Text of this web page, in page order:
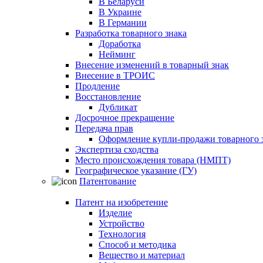
В Украине
В Германии
Разработка товарного знака
Доработка
Нейминг
Внесение изменений в товарный знак
Внесение в ТРОИС
Продление
Восстановление
Дубликат
Досрочное прекращение
Передача прав
Оформление купли-продажи товарного
Экспертиза сходства
Место происхождения товара (НМПТ)
Географическое указание (ГУ)
Патентование
Патент на изобретение
Изделие
Устройство
Технология
Способ и методика
Вещество и материал